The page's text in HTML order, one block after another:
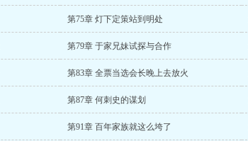
第75章 灯下定策站到明处
第79章 于家兄妹试探与合作
第83章 全票当选会长晚上去放火
第87章 何刺史的谋划
第91章 百年家族就这么垮了